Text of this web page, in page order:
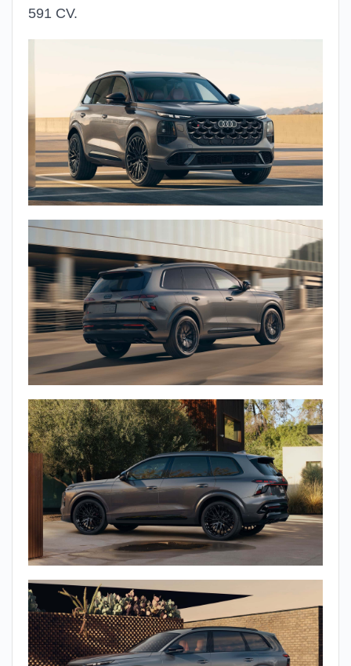
591 CV.